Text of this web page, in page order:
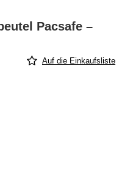
Pacsafe –
Auf die Einkaufsliste